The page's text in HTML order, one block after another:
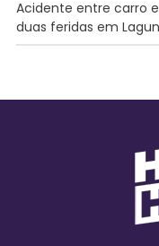
Acidente entre carro
duas feridas em